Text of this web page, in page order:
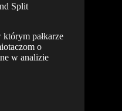
Split
pałkarze
o
w analizie